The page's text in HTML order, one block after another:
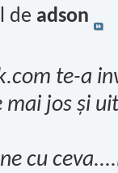
de adson
te-a
mai jos și
cu